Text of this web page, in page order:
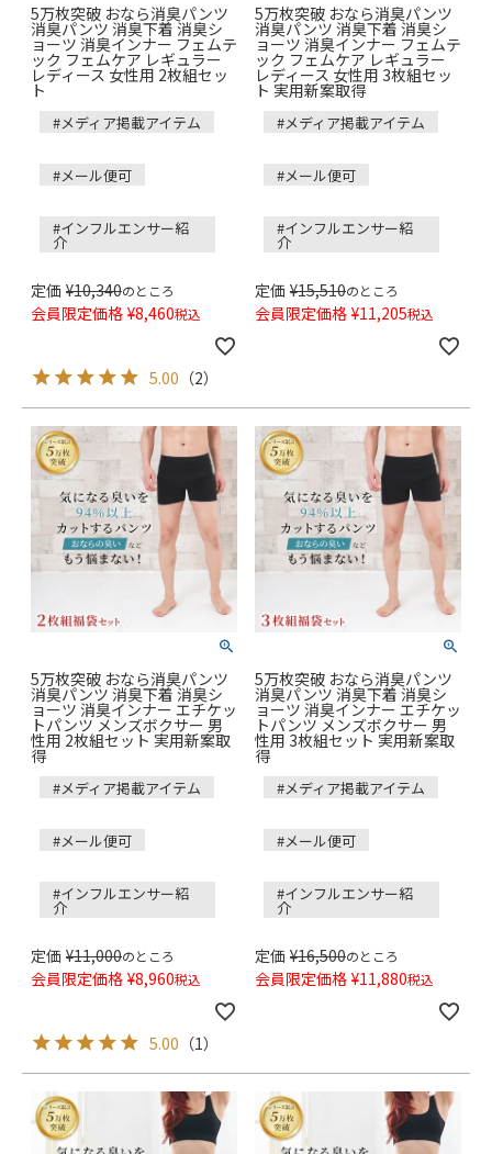
5万枚突破 おなら消臭パンツ
消臭パンツ 消臭下着 消臭シ
ョーツ 消臭インナー フェムテ
ック フェムケア レギュラー
レディース 女性用 2枚組セッ
ト
#メディア掲載アイテム
#メール便可
#インフルエンサー紹
介
定価 ¥10,340のところ
会員限定価格 ¥8,460税込
5.00 （2）
5万枚突破 おなら消臭パンツ
消臭パンツ 消臭下着 消臭シ
ョーツ 消臭インナー フェムテ
ック フェムケア レギュラー
レディース 女性用 3枚組セッ
ト 実用新案取得
#メディア掲載アイテム
#メール便可
#インフルエンサー紹
介
定価 ¥15,510のところ
会員限定価格 ¥11,205税込
5万枚突破 おなら消臭パンツ
消臭パンツ 消臭下着 消臭シ
ョーツ 消臭インナー エチケッ
トパンツ メンズボクサー 男
性用 2枚組セット 実用新案取
得
#メディア掲載アイテム
#メール便可
#インフルエンサー紹
介
定価 ¥11,000のところ
会員限定価格 ¥8,960税込
5.00 （1）
5万枚突破 おなら消臭パンツ
消臭パンツ 消臭下着 消臭シ
ョーツ 消臭インナー エチケッ
トパンツ メンズボクサー 男
性用 3枚組セット 実用新案取
得
#メディア掲載アイテム
#メール便可
#インフルエンサー紹
介
定価 ¥16,500のところ
会員限定価格 ¥11,880税込